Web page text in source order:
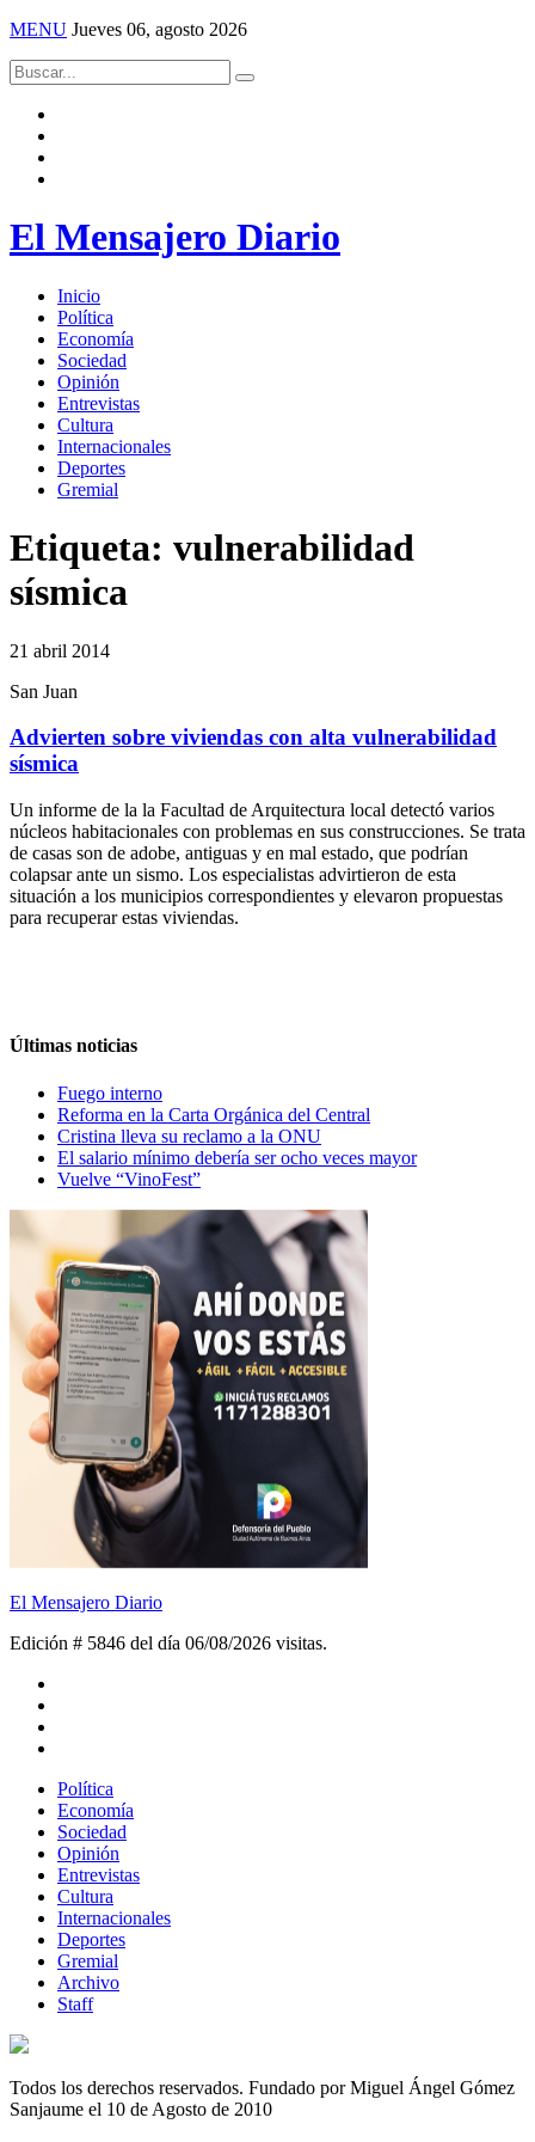
MENU Jueves 06, agosto 2026
El Mensajero Diario
Inicio
Política
Economía
Sociedad
Opinión
Entrevistas
Cultura
Internacionales
Deportes
Gremial
Etiqueta: vulnerabilidad
sísmica
21 abril 2014
San Juan
Advierten sobre viviendas con alta vulnerabilidad
sísmica
Un informe de la la Facultad de Arquitectura local detectó varios
núcleos habitacionales con problemas en sus construcciones. Se trata
de casas son de adobe, antiguas y en mal estado, que podrían
colapsar ante un sismo. Los especialistas advirtieron de esta
situación a los municipios correspondientes y elevaron propuestas
para recuperar estas viviendas.
Últimas noticias
Fuego interno
Reforma en la Carta Orgánica del Central
Cristina lleva su reclamo a la ONU
El salario mínimo debería ser ocho veces mayor
Vuelve “VinoFest”
El Mensajero Diario
Edición # 5846 del día 06/08/2026 visitas.
Política
Economía
Sociedad
Opinión
Entrevistas
Cultura
Internacionales
Deportes
Gremial
Archivo
Staff
Todos los derechos reservados. Fundado por Miguel Ángel Gómez
Sanjaume el 10 de Agosto de 2010